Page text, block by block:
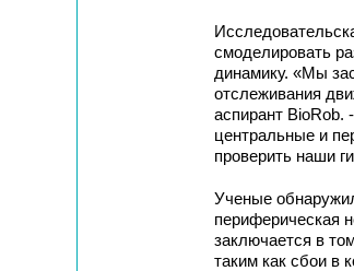
смоделировать
динамику. «Мы
отслеживания
аспирант BioRob.
центральные и
проверить наши
Ученые
периферическая
заключается в
таким как сбои в